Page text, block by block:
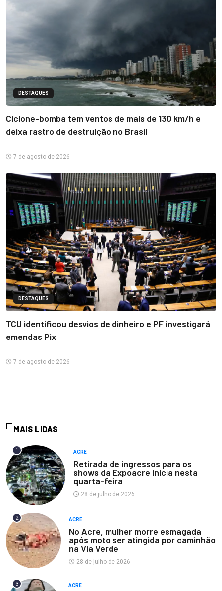
DESTAQUES
Ciclone-bomba tem ventos de mais de 130 km/h e
deixa rastro de destruição no Brasil
7 de agosto de 2026
DESTAQUES
TCU identificou desvios de dinheiro e PF investigará
emendas Pix
7 de agosto de 2026
MAIS LIDAS
1 ACRE
Retirada de ingressos para os
shows da Expoacre inicia nesta
quarta-feira
28 de julho de 2026
2 ACRE
No Acre, mulher morre esmagada
após moto ser atingida por caminhão
na Via Verde
28 de julho de 2026
3 ACRE